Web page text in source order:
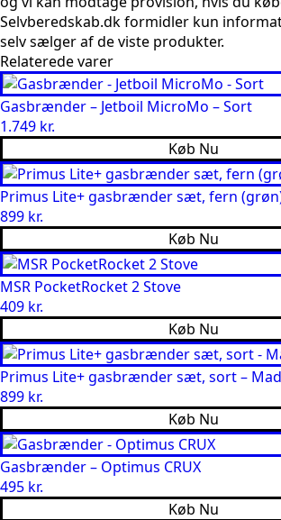
Selvberedskab.dk formidler kun
selv sælger af de viste produkter.
Relaterede varer
Gasbrænder – Jetboil MicroMo – Sort
1.749 kr.
Køb Nu
Primus Lite+ gasbrænder sæt, fern
899 kr.
Køb Nu
MSR PocketRocket 2 Stove
409 kr.
Køb Nu
Primus Lite+ gasbrænder sæt, sort –
899 kr.
Køb Nu
Gasbrænder – Optimus CRUX
495 kr.
Køb Nu